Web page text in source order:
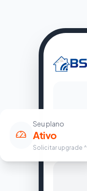
Seu plano
Ativo
Solicitar upgrade ^